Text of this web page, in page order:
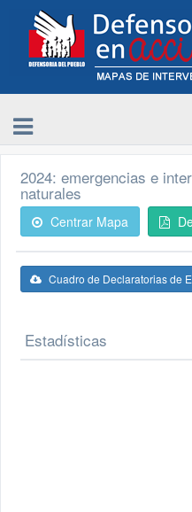
2024: emergencias e
naturales
Centrar Mapa
Cuadro de Declaratorias de
Estadísticas